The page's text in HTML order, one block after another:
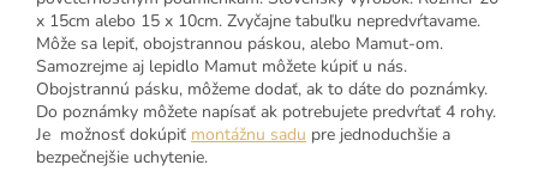
x 15cm alebo 15 x 10cm. Zvyčajne tabuľku nepredvŕtavame.
Môže sa lepiť, obojstrannou páskou, alebo Mamut-om.
Samozrejme aj lepidlo Mamut môžete kúpiť u nás.
Obojstrannú pásku, môžeme dodať, ak to dáte do poznámky.
Do poznámky môžete napísať ak potrebujete predvŕtať 4 rohy.
Je možnosť dokúpiť montážnu sadu pre jednoduchšie a
bezpečnejšie uchytenie.